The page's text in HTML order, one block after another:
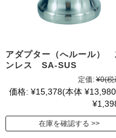
アダプター（へルール）
ンレス SA-SUS
定価: ¥0(税
価格: ¥15,378(本体
在庫を確認する